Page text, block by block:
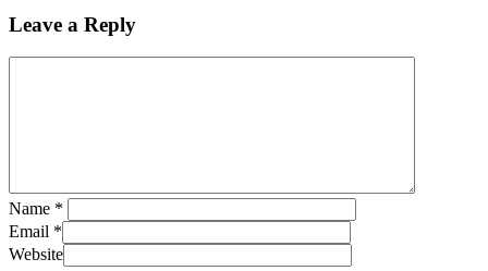
Leave a Reply
Name *
Email *
Website